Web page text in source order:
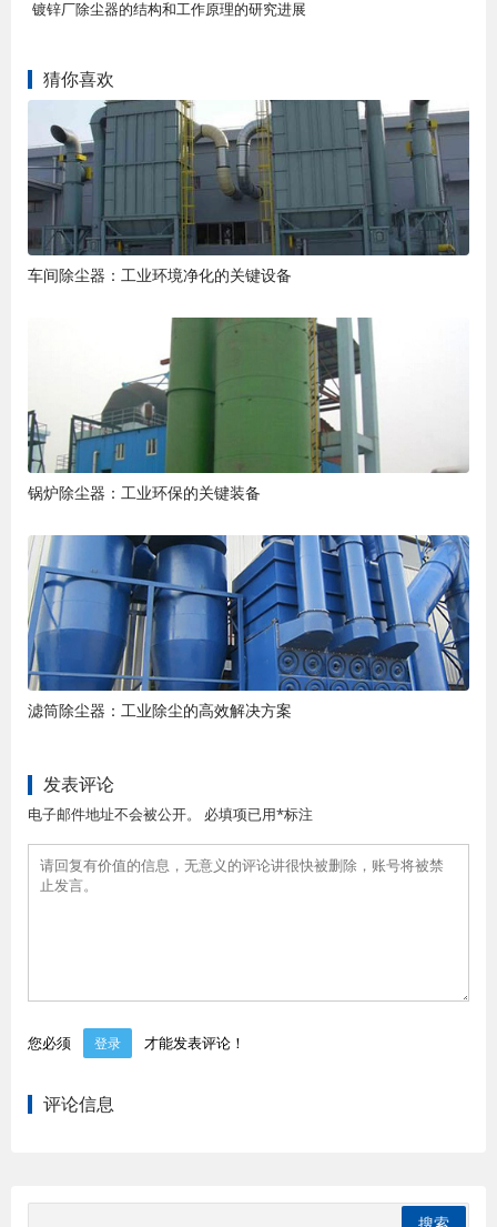
镀锌厂除尘器的结构和工作原理的研究进展
猜你喜欢
车间除尘器：工业环境净化的关键设备
锅炉除尘器：工业环保的关键装备
滤筒除尘器：工业除尘的高效解决方案
发表评论
电子邮件地址不会被公开。 必填项已用*标注
您必须 登录 才能发表评论！
评论信息